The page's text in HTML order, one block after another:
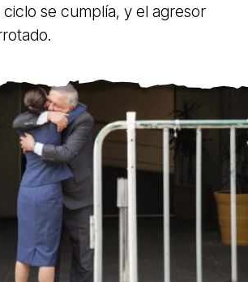
ciclo se cumplía, y el agresor